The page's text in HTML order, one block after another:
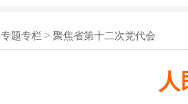
专题专栏 > 聚焦省第十二次党代会